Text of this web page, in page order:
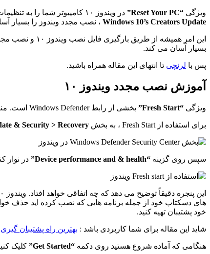
ویژگی “Reset Your PC” در ویندوز ۱۰ کامپیوتر شما را به تنظیمات پیش فرض کارخانه خود باز می گرداند، از جمله تمام نرم افزارهایی که در رایانه شما نصب شده است. اما ویژگی جدید
Windows 10’s Creators Update ، نصب مجدد ویندوز را بسیار
این امر
بسیار آسان می کند.
پس با لرنچی تا انتهای این مقاله همراه باشید.
آموزش نصب مجدد ویندوز ۱۰
ویژگی “Fresh Start” بخشی از رابط Windows Defender است. منوی
برای استفاده از Fresh Start ، به بخش & Security > Recovery
سپس روی گزینه “Device performance and & health” در نوار
های دسکتاپ خود از جمله برنامه هایی که نصب کرده اید حذف
خود پشتیبان تهیه کنید.
شاید این مقاله برای شما کاربردی باشد : بهترین راه پشتیبان گیری
هنگامی که آماده شروع هستید روی دکمه “Get Started” کلیک